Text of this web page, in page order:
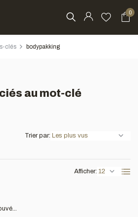
0
clés bodypakking
au mot-clé
Afficher:
Trier par: